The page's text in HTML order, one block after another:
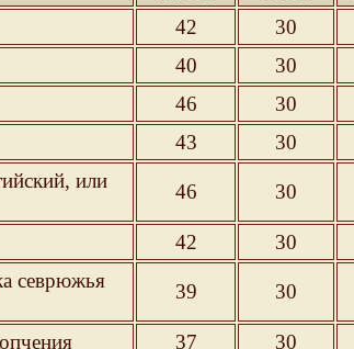
42 30
40 30
46 30
43 30
или
46 30
42 30
севрюжья
39 30
37 30